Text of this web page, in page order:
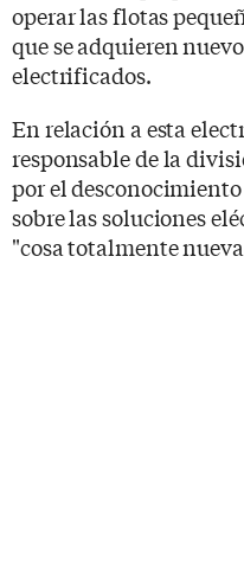
operar las flotas
que se adquieren
electrificados.
En relación a esta
responsable de la
por el
sobre las soluciones
"cosa totalmente